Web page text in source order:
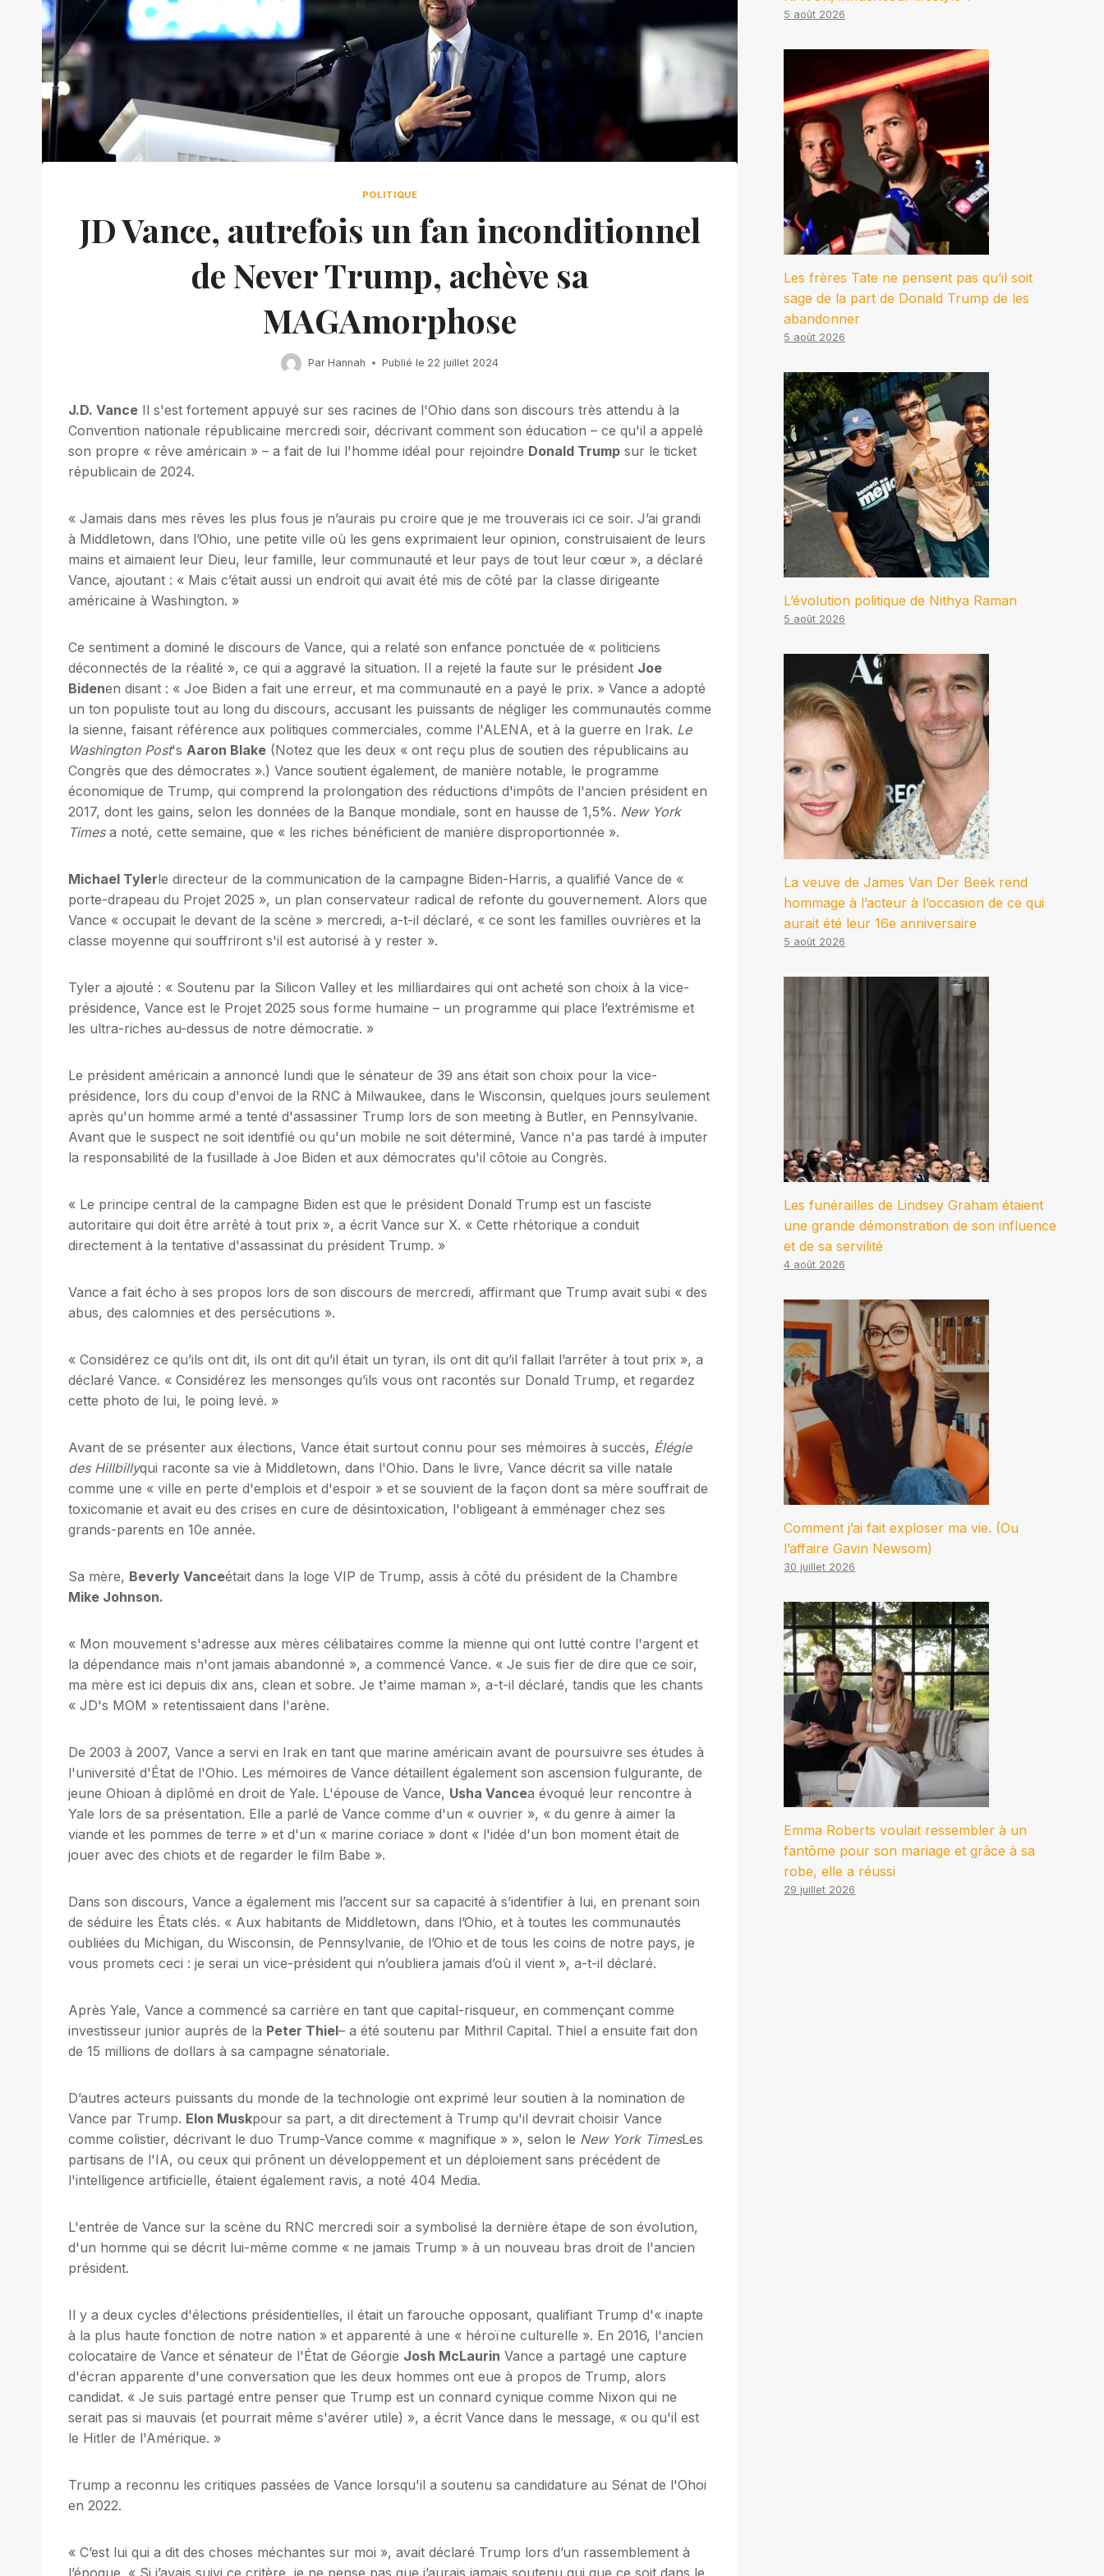
POLITIQUE
JD Vance, autrefois un fan inconditionnel
de Never Trump, achève sa
MAGAmorphose
Par Hannah Publié le 22 juillet 2024
J.D. Vance Il s'est fortement appuyé sur ses racines de l'Ohio dans son discours très attendu à la
Convention nationale républicaine mercredi soir, décrivant comment son éducation – ce qu'il a appelé
son propre « rêve américain » – a fait de lui l'homme idéal pour rejoindre Donald Trump sur le ticket
républicain de 2024.
« Jamais dans mes rêves les plus fous je n’aurais pu croire que je me trouverais ici ce soir. J’ai grandi
à Middletown, dans l’Ohio, une petite ville où les gens exprimaient leur opinion, construisaient de leurs
mains et aimaient leur Dieu, leur famille, leur communauté et leur pays de tout leur cœur », a déclaré
Vance, ajoutant : « Mais c’était aussi un endroit qui avait été mis de côté par la classe dirigeante
américaine à Washington. »
Ce sentiment a dominé le discours de Vance, qui a relaté son enfance ponctuée de « politiciens
déconnectés de la réalité », ce qui a aggravé la situation. Il a rejeté la faute sur le président Joe
Bidenen disant : « Joe Biden a fait une erreur, et ma communauté en a payé le prix. » Vance a adopté
un ton populiste tout au long du discours, accusant les puissants de négliger les communautés comme
la sienne, faisant référence aux politiques commerciales, comme l'ALENA, et à la guerre en Irak. Le
Washington Post's Aaron Blake (Notez que les deux « ont reçu plus de soutien des républicains au
Congrès que des démocrates ».) Vance soutient également, de manière notable, le programme
économique de Trump, qui comprend la prolongation des réductions d'impôts de l'ancien président en
2017, dont les gains, selon les données de la Banque mondiale, sont en hausse de 1,5%. New York
Timesa noté, cette semaine, que « les riches bénéficient de manière disproportionnée ».
Michael Tylerle directeur de la communication de la campagne Biden-Harris, a qualifié Vance de «
porte-drapeau du Projet 2025 », un plan conservateur radical de refonte du gouvernement. Alors que
Vance « occupait le devant de la scène » mercredi, a-t-il déclaré, « ce sont les familles ouvrières et la
classe moyenne qui souffriront s'il est autorisé à y rester ».
Tyler a ajouté : « Soutenu par la Silicon Valley et les milliardaires qui ont acheté son choix à la vice-
présidence, Vance est le Projet 2025 sous forme humaine – un programme qui place l’extrémisme et
les ultra-riches au-dessus de notre démocratie. »
Le président américain a annoncé lundi que le sénateur de 39 ans était son choix pour la vice-
présidence, lors du coup d'envoi de la RNC à Milwaukee, dans le Wisconsin, quelques jours seulement
après qu'un homme armé a tenté d'assassiner Trump lors de son meeting à Butler, en Pennsylvanie.
Avant que le suspect ne soit identifié ou qu'un mobile ne soit déterminé, Vance n'a pas tardé à imputer
la responsabilité de la fusillade à Joe Biden et aux démocrates qu'il côtoie au Congrès.
« Le principe central de la campagne Biden est que le président Donald Trump est un fasciste
autoritaire qui doit être arrêté à tout prix », a écrit Vance sur X. « Cette rhétorique a conduit
directement à la tentative d'assassinat du président Trump. »
Vance a fait écho à ses propos lors de son discours de mercredi, affirmant que Trump avait subi « des
abus, des calomnies et des persécutions ».
« Considérez ce qu’ils ont dit, ils ont dit qu’il était un tyran, ils ont dit qu’il fallait l’arrêter à tout prix », a
déclaré Vance. « Considérez les mensonges qu’ils vous ont racontés sur Donald Trump, et regardez
cette photo de lui, le poing levé. »
Avant de se présenter aux élections, Vance était surtout connu pour ses mémoires à succès, Élégie
des Hillbillyqui raconte sa vie à Middletown, dans l'Ohio. Dans le livre, Vance décrit sa ville natale
comme une « ville en perte d'emplois et d'espoir » et se souvient de la façon dont sa mère souffrait de
toxicomanie et avait eu des crises en cure de désintoxication, l'obligeant à emménager chez ses
grands-parents en 10e année.
Sa mère, Beverly Vanceétait dans la loge VIP de Trump, assis à côté du président de la Chambre
Mike Johnson.
« Mon mouvement s'adresse aux mères célibataires comme la mienne qui ont lutté contre l'argent et
la dépendance mais n'ont jamais abandonné », a commencé Vance. « Je suis fier de dire que ce soir,
ma mère est ici depuis dix ans, clean et sobre. Je t'aime maman », a-t-il déclaré, tandis que les chants
« JD's MOM » retentissaient dans l'arène.
De 2003 à 2007, Vance a servi en Irak en tant que marine américain avant de poursuivre ses études à
l'université d'État de l'Ohio. Les mémoires de Vance détaillent également son ascension fulgurante, de
jeune Ohioan à diplômé en droit de Yale. L'épouse de Vance, Usha Vancea évoqué leur rencontre à
Yale lors de sa présentation. Elle a parlé de Vance comme d'un « ouvrier », « du genre à aimer la
viande et les pommes de terre » et d'un « marine coriace » dont « l'idée d'un bon moment était de
jouer avec des chiots et de regarder le film Babe ».
Dans son discours, Vance a également mis l’accent sur sa capacité à s’identifier à lui, en prenant soin
de séduire les États clés. « Aux habitants de Middletown, dans l’Ohio, et à toutes les communautés
oubliées du Michigan, du Wisconsin, de Pennsylvanie, de l’Ohio et de tous les coins de notre pays, je
vous promets ceci : je serai un vice-président qui n’oubliera jamais d’où il vient », a-t-il déclaré.
Après Yale, Vance a commencé sa carrière en tant que capital-risqueur, en commençant comme
investisseur junior auprès de la Peter Thiel– a été soutenu par Mithril Capital. Thiel a ensuite fait don
de 15 millions de dollars à sa campagne sénatoriale.
D’autres acteurs puissants du monde de la technologie ont exprimé leur soutien à la nomination de
Vance par Trump. Elon Muskpour sa part, a dit directement à Trump qu'il devrait choisir Vance
comme colistier, décrivant le duo Trump-Vance comme « magnifique » », selon le New York TimesLes
partisans de l'IA, ou ceux qui prônent un développement et un déploiement sans précédent de
l'intelligence artificielle, étaient également ravis, a noté 404 Media.
L'entrée de Vance sur la scène du RNC mercredi soir a symbolisé la dernière étape de son évolution,
d'un homme qui se décrit lui-même comme « ne jamais Trump » à un nouveau bras droit de l'ancien
président.
Il y a deux cycles d'élections présidentielles, il était un farouche opposant, qualifiant Trump d'« inapte
à la plus haute fonction de notre nation » et apparenté à une « héroïne culturelle ». En 2016, l'ancien
colocataire de Vance et sénateur de l'État de Géorgie Josh McLaurin Vance a partagé une capture
d'écran apparente d'une conversation que les deux hommes ont eue à propos de Trump, alors
candidat. « Je suis partagé entre penser que Trump est un connard cynique comme Nixon qui ne
serait pas si mauvais (et pourrait même s'avérer utile) », a écrit Vance dans le message, « ou qu'il est
le Hitler de l'Amérique. »
Trump a reconnu les critiques passées de Vance lorsqu'il a soutenu sa candidature au Sénat de l'Ohoi
en 2022.
« C’est lui qui a dit des choses méchantes sur moi », avait déclaré Trump lors d’un rassemblement à
l’époque. « Si j’avais suivi ce critère, je ne pense pas que j’aurais jamais soutenu qui que ce soit dans le
5 août 2026
Les frères Tate ne pensent pas qu’il soit
sage de la part de Donald Trump de les
abandonner
5 août 2026
L’évolution politique de Nithya Raman
5 août 2026
La veuve de James Van Der Beek rend
hommage à l’acteur à l’occasion de ce qui
aurait été leur 16e anniversaire
5 août 2026
Les funérailles de Lindsey Graham étaient
une grande démonstration de son influence
et de sa servilité
4 août 2026
Comment j’ai fait exploser ma vie. (Ou
l’affaire Gavin Newsom)
30 juillet 2026
Emma Roberts voulait ressembler à un
fantôme pour son mariage et grâce à sa
robe, elle a réussi
29 juillet 2026